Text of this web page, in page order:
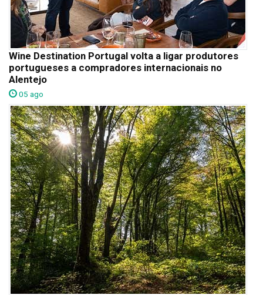
Wine Destination Portugal volta a ligar produtores
portugueses a compradores internacionais no
Alentejo
05 ago